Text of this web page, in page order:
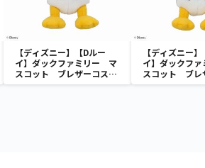
【ディズニー】【Dルー
イ】ダックファミリー マ
スコット ブレザーコスチ
ューム
【ディズニー
イ】ダックフ
スコット ブレ
ューム